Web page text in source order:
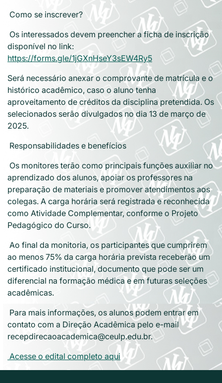
Como se inscrever?
Os interessados devem preencher a ficha de inscrição
disponível no link:
https://forms.gle/1jGXnHseY3sEW4Ry5
Será necessário anexar o comprovante de matrícula e o
histórico acadêmico, caso o aluno tenha
aproveitamento de créditos da disciplina pretendida. Os
selecionados serão divulgados no dia 13 de março de
2025.
Responsabilidades e benefícios
Os monitores terão como principais funções auxiliar no
aprendizado dos alunos, apoiar os professores na
preparação de materiais e promover atendimentos aos
colegas. A carga horária será registrada e reconhecida
como Atividade Complementar, conforme o Projeto
Pedagógico do Curso.
Ao final da monitoria, os participantes que cumprirem
ao menos 75% da carga horária prevista receberão um
certificado institucional, documento que pode ser um
diferencial na formação médica e em futuras seleções
acadêmicas.
Para mais informações, os alunos podem entrar em
contato com a Direção Acadêmica pelo e-mail
recepdirecaoacademica@ceulp.edu.br.
Acesse o edital completo aqui